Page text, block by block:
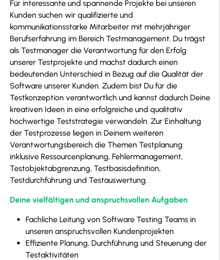
Für interessante und spannende Projekte bei unseren
Kunden suchen wir qualifizierte und
kommunikationsstarke Mitarbeiter mit mehrjähriger
Berufserfahrung im Bereich Testmanagement. Du trägst
als Testmanager die Verantwortung für den Erfolg
unserer Testprojekte und machst dadurch einen
bedeutenden Unterschied in Bezug auf die Qualität der
Software unserer Kunden. Zudem bist Du für die
Testkonzeption verantwortlich und kannst dadurch Deine
kreativen Ideen in eine erfolgreiche und qualitativ
hochwertige Teststrategie verwandeln. Zur Einhaltung
der Testprozesse liegen in Deinem weiteren
Verantwortungsbereich die Themen Testplanung
inklusive Ressourcenplanung, Fehlermanagement,
Testobjektabgrenzung, Testbasisdefinition,
Testdurchführung und Testauswertung.
Deine vielfältigen und anspruchsvollen Aufgaben
Fachliche Leitung von Software Testing Teams in
unseren anspruchsvollen Kundenprojekten
Effiziente Planung, Durchführung und Steuerung der
Testaktivitäten